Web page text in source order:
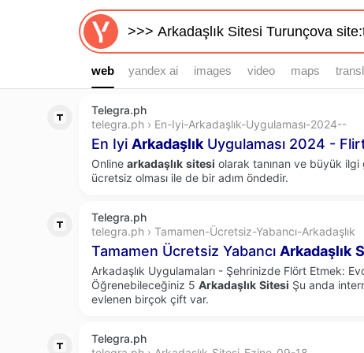
web
web yandex ai images video maps
Telegra.ph
telegra.ph › En-Iyi-Arkadaşlık-Uygulaması-2024--
En Iyi Arkadaşlık Uygulaması 2024 -
Online arkadaşlık sitesi olarak tanınan ve büyük ilgi
ücretsiz olması ile de bir adım öndedir.
Telegra.ph
telegra.ph › Tamamen-Ücretsiz-Yabancı-Arkadaşlık
Tamamen Ücretsiz Yabancı Arkadaşlık
Arkadaşlık Uygulamaları - Şehrinizde Flört Etmek:
Öğrenebileceğiniz 5 Arkadaşlık Sitesi Şu anda
evlenen birçok çift var.
Telegra.ph